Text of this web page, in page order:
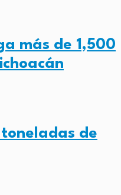
más de 1,500
toneladas de